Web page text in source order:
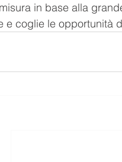
in base alla
e coglie le opportunità